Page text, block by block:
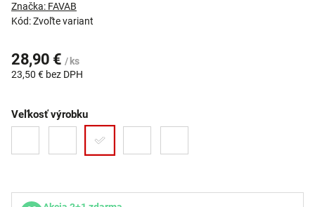
Kód:Zvoľte variant
Značka: FAVAB
28,90 € / ks
23,50 € bez DPH
Veľkosť výrobku